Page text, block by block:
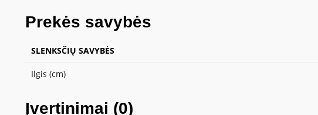
Prekės savybės
SLENKSČIŲ SAVYBĖS
Ilgis (cm)
Įvertinimai (0)